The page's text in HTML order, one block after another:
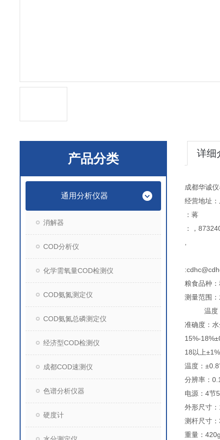
产品分类
通用分析仪器
消解器
COD分析仪
化学需氧量COD检测仪
COD氨氮测定仪
COD氨氮总磷测定仪
经济型COD检测仪
成都COD速测仪
色谱分析仪器
硬度计
详细
成都华诚
经营地址
：蒋
：，
粮食品种
测量范围
温度
准确度：
15%-
18以上±1%
温度：
分辨率：
电源：4节
外形尺寸
测杆尺寸
重量：